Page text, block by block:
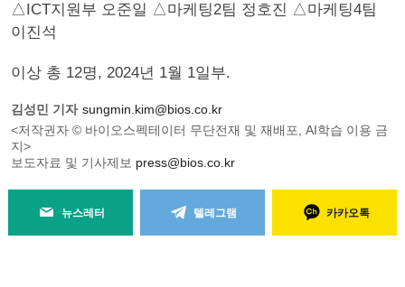
△ICT지원부 오준일 △마케팅2팀 정호진 △마케팅4팀
이진석
이상 총 12명, 2024년 1월 1일부.
김성민 기자 sungmin.kim@bios.co.kr
<저작권자 © 바이오스펙테이터 무단전재 및 재배포, AI학습 이용 금
지>
보도자료 및 기사제보 press@bios.co.kr
뉴스레터 텔레그램 카카오톡